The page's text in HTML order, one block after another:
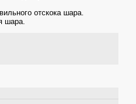
отскока шара.
шара.